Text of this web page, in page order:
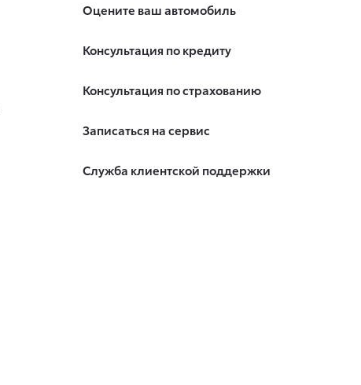
Оцените ваш автомобиль
Консультация по кредиту
Консультация по страхованию
Записаться на сервис
Служба клиентской поддержки